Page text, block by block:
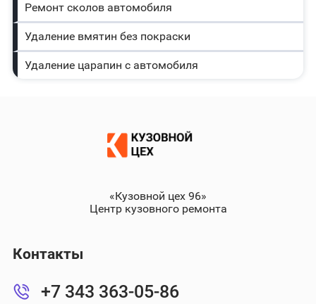
Ремонт сколов автомобиля
Удаление вмятин без покраски
Удаление царапин с автомобиля
«Кузовной цех 96»
Центр кузовного ремонта
Контакты
+7 343 363-05-86